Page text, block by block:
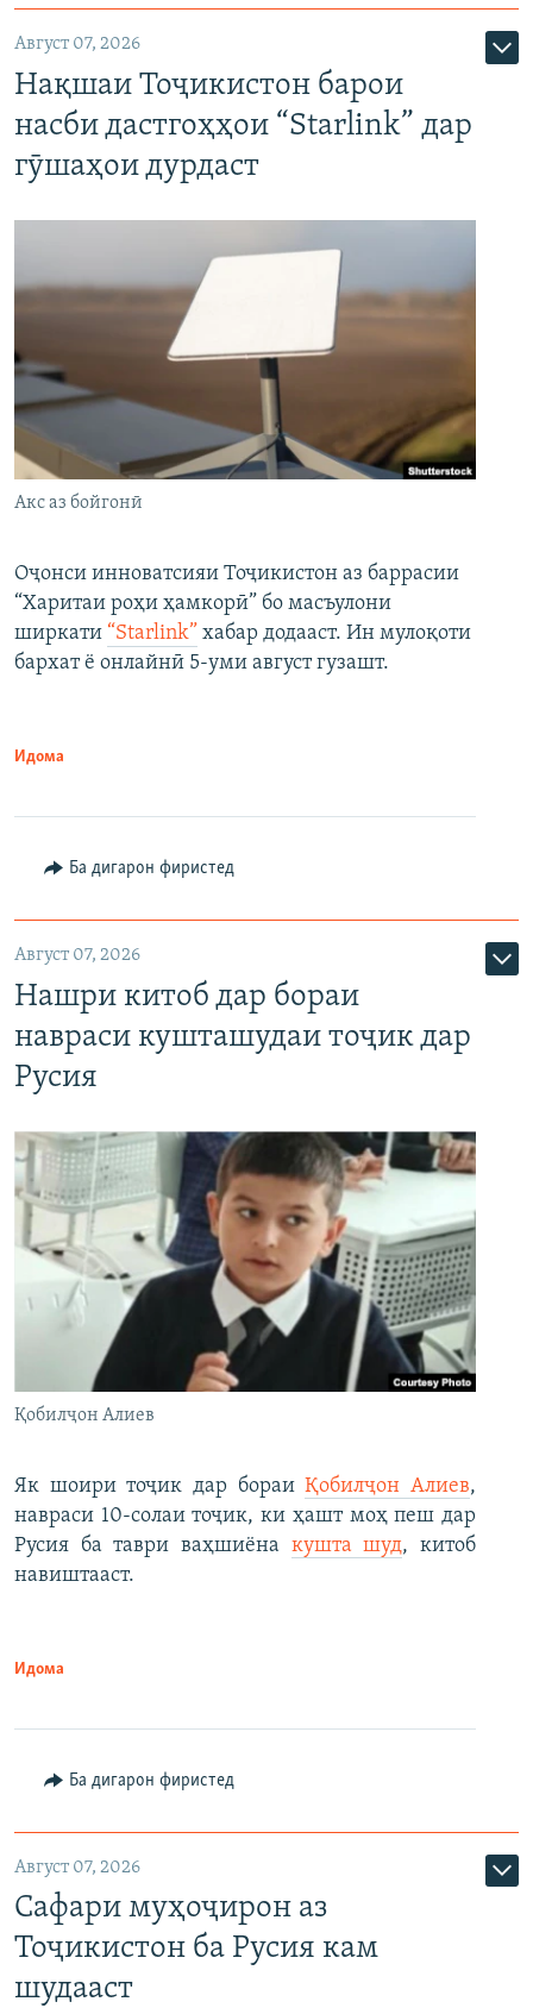
Август 07, 2026
Нақшаи Тоҷикистон барои
насби дастгоҳҳои “Starlink” дар
гӯшаҳои дурдаст
Акс аз бойгонӣ
Оҷонси инноватсияи Тоҷикистон аз баррасии
“Харитаи роҳи ҳамкорӣ” бо масъулони
ширкати “Starlink” хабар додааст. Ин мулоқоти
бархат ё онлайнӣ 5-уми август гузашт.
Идома
Ба дигарон фиристед
Август 07, 2026
Нашри китоб дар бораи
навраси кушташудаи тоҷик дар
Русия
Қобилҷон Алиев
Як шоири тоҷик дар бораиҚобилҷон Алиев,
навраси 10-солаи тоҷик, ки ҳашт моҳ пеш дар
Русия ба таври ваҳшиёна кушта шуд, китоб
навиштааст.
Идома
Ба дигарон фиристед
Август 07, 2026
Сафари муҳоҷирон аз
Тоҷикистон ба Русия кам
шудааст